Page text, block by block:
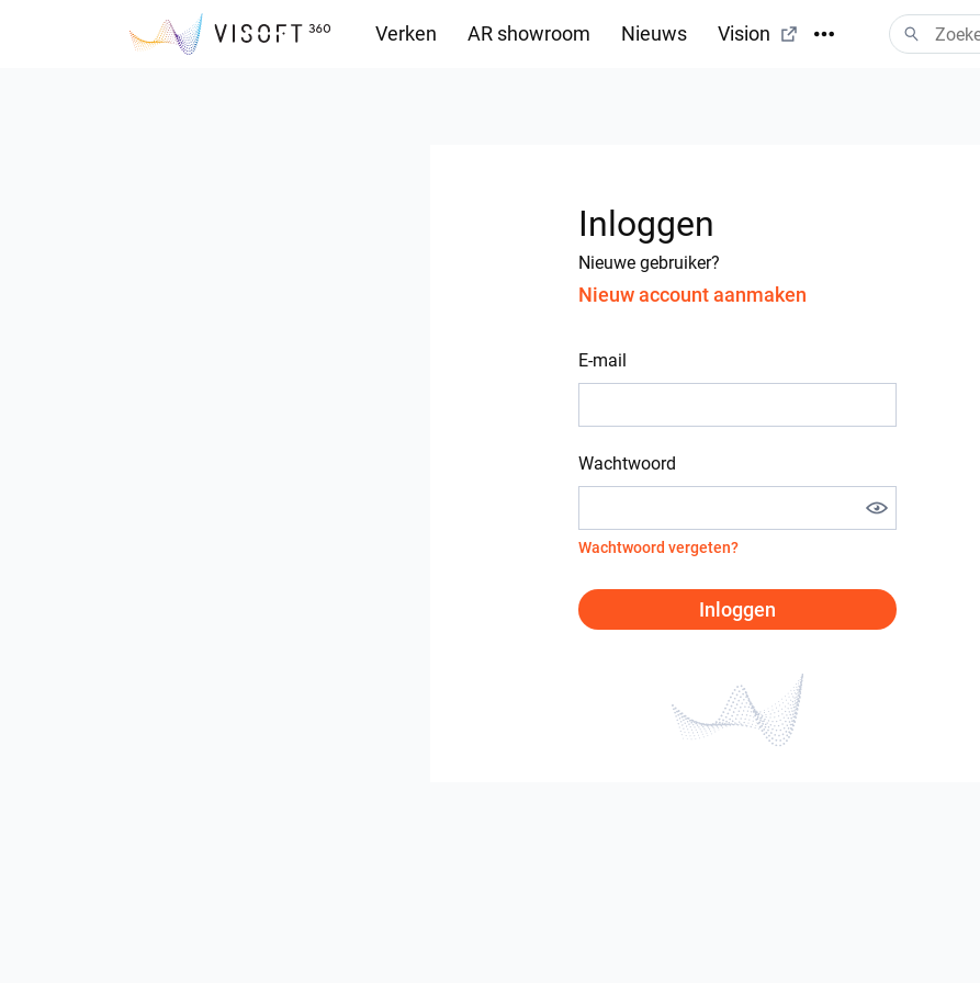
Verken AR showroom Nieuws Vision
Inloggen
Nieuwe gebruiker?
Nieuw account aanmaken
E-mail
Wachtwoord
Wachtwoord vergeten?
Inloggen